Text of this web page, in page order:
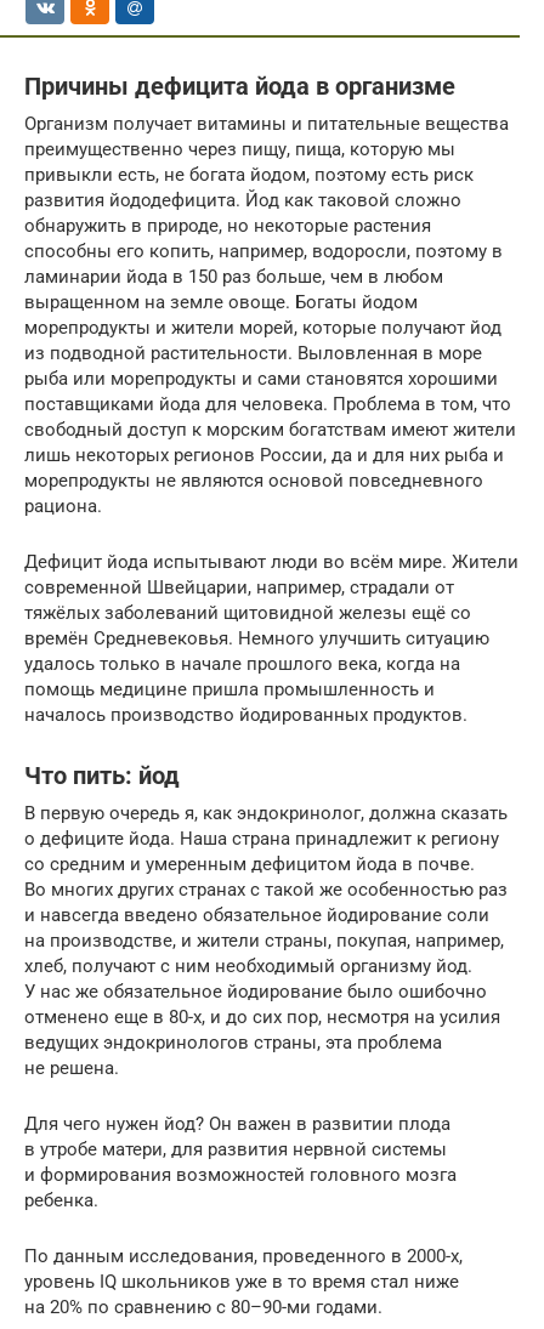
Причины дефицита йода в организме
Организм получает витамины и питательные вещества
преимущественно через пищу, пища, которую мы
привыкли есть, не богата йодом, поэтому есть риск
развития йододефицита. Йод как таковой сложно
обнаружить в природе, но некоторые растения
способны его копить, например, водоросли, поэтому в
ламинарии йода в 150 раз больше, чем в любом
выращенном на земле овоще. Богаты йодом
морепродукты и жители морей, которые получают йод
из подводной растительности. Выловленная в море
рыба или морепродукты и сами становятся хорошими
поставщиками йода для человека. Проблема в том, что
свободный доступ к морским богатствам имеют жители
лишь некоторых регионов России, да и для них рыба и
морепродукты не являются основой повседневного
рациона.
Дефицит йода испытывают люди во всём мире. Жители
современной Швейцарии, например, страдали от
тяжёлых заболеваний щитовидной железы ещё со
времён Средневековья. Немного улучшить ситуацию
удалось только в начале прошлого века, когда на
помощь медицине пришла промышленность и
началось производство йодированных продуктов.
Что пить: йод
В первую очередь я, как эндокринолог, должна сказать
о дефиците йода. Наша страна принадлежит к региону
со средним и умеренным дефицитом йода в почве.
Во многих других странах с такой же особенностью раз
и навсегда введено обязательное йодирование соли
на производстве, и жители страны, покупая, например,
хлеб, получают с ним необходимый организму йод.
У нас же обязательное йодирование было ошибочно
отменено еще в 80-х, и до сих пор, несмотря на усилия
ведущих эндокринологов страны, эта проблема
не решена.
Для чего нужен йод? Он важен в развитии плода
в утробе матери, для развития нервной системы
и формирования возможностей головного мозга
ребенка.
По данным исследования, проведенного в 2000-х,
уровень IQ школьников уже в то время стал ниже
на 20% по сравнению с 80–90-ми годами.